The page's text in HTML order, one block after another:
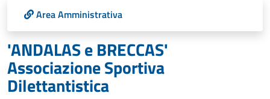
Area Amministrativa
'ANDALAS e BRECCAS'
Associazione Sportiva
Dilettantistica